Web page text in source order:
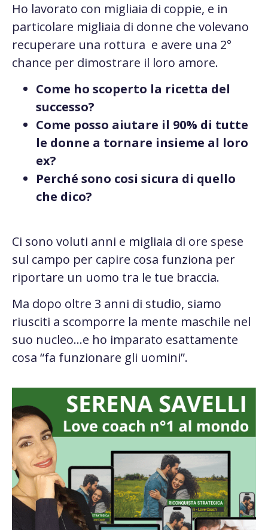
Ho lavorato con migliaia di coppie, e in
particolare migliaia di donne che volevano
recuperare una rottura e avere una 2°
chance per dimostrare il loro amore.
Come ho scoperto la ricetta del
successo?
Come posso aiutare il 90% di tutte
le donne a tornare insieme al loro
ex?
Perché sono cosi sicura di quello
che dico?
Ci sono voluti anni e migliaia di ore spese
sul campo per capire cosa funziona per
riportare un uomo tra le tue braccia.
Ma dopo oltre 3 anni di studio, siamo
riusciti a scomporre la mente maschile nel
suo nucleo…e ho imparato esattamente
cosa “fa funzionare gli uomini”.